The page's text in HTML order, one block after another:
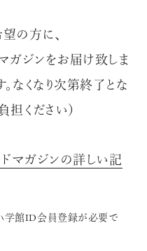
の方に、
ガジンをお届け致しま
。なくなり次第終了とな
担ください）
マガジンの詳しい記
学館ID会員登録が必要で